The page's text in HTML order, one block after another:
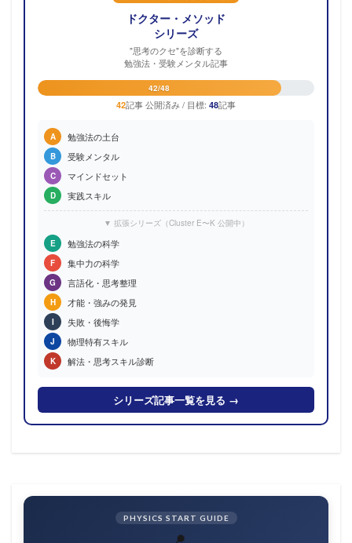
ドクター・メソッド
シリーズ
"思考のクセ"を診断する
勉強法・受験メンタル記事
42/48
42記事 公開済み / 目標: 48記事
A 勉強法の土台
B 受験メンタル
C マインドセット
D 実践スキル
▼ 拡張シリーズ（Cluster E〜K 公開中）
E
勉強法の科学
F 集中力の科学
G 言語化・思考整理
H 才能・強みの発見
I 失敗・後悔学
J 物理特有スキル
K 解法・思考スキル診断
シリーズ記事一覧を見る →
PHYSICS START GUIDE